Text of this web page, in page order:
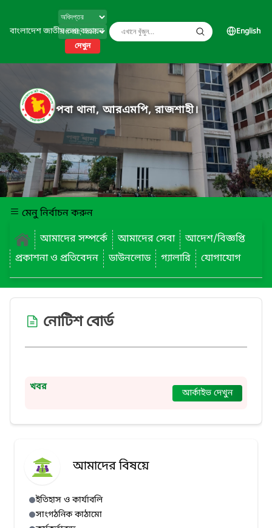
বাংলাদেশ জাতীয় তথ্য বাতায়ন
দেখুন
English
পবা থানা, আরএমপি, রাজশাহী।
মেনু নির্বাচন করুন
আমাদের সম্পর্কে
আমাদের সেবা
আদেশ/বিজ্ঞপ্তি
প্রকাশনা ও প্রতিবেদন
ডাউনলোড গ্যালারি যোগাযোগ
নোটিশ বোর্ড
খবর আর্কাইভ দেখুন
আমাদের বিষয়ে
ইতিহাস ও কার্যাবলি
সাংগঠনিক কাঠামো